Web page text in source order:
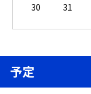
30
31
予定